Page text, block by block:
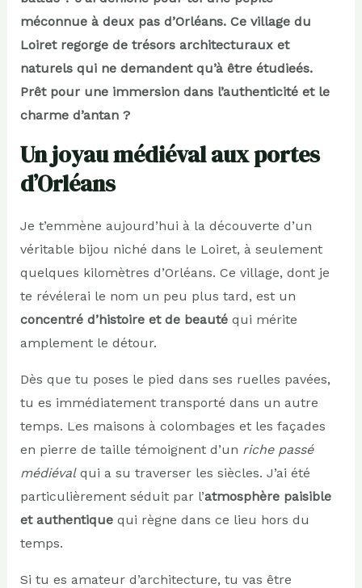
méconnue à deux pas d’Orléans. Ce village du
Loiret regorge de trésors architecturaux et
naturels qui ne demandent qu’à être étudieés.
Prêt pour une immersion dans l’authenticité et le
charme d’antan ?
Un joyau médiéval aux portes
d’Orléans
Je t’emmène aujourd’hui à la découverte d’un
véritable bijou niché dans le Loiret, à seulement
quelques kilomètres d’Orléans. Ce village, dont je
te révélerai le nom un peu plus tard, est un
concentré d’histoire et de beautéqui mérite
amplement le détour.
Dès que tu poses le pied dans ses ruelles pavées,
tu es immédiatement transporté dans un autre
temps. Les maisons à colombages et les façades
en pierre de taille témoignent d’un riche passé
médiévalqui a su traverser les siècles. J’ai été
particulièrement séduit par l’atmosphère paisible
et authentiquequi règne dans ce lieu hors du
temps.
Si tu es amateur d’architecture, tu vas être